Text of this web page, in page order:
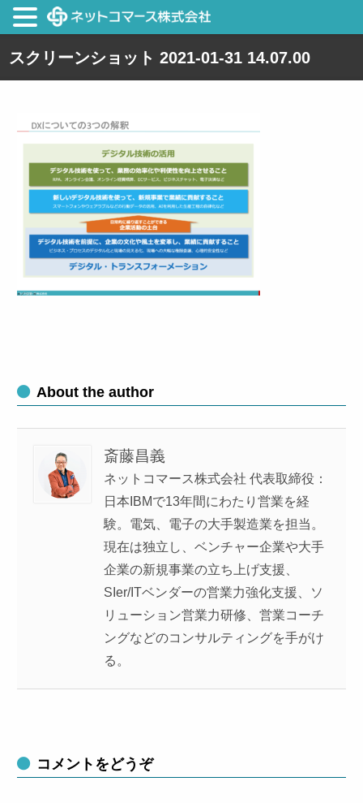
スクリーンショット 2021-01-31 14.07.00
About the author
斎藤昌義
ネットコマース株式会社 代表取締役：
日本IBMで13年間にわたり営業を経
験。電気、電子の大手製造業を担当。
現在は独立し、ベンチャー企業や大手
企業の新規事業の立ち上げ支援、
SIer/ITベンダーの営業力強化支援、ソ
リューション営業力研修、営業コーチ
ングなどのコンサルティングを手がけ
る。
コメントをどうぞ